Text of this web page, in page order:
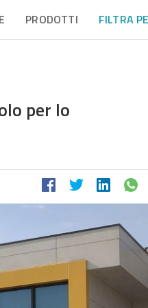
PRODOTTI FILTRA
per lo